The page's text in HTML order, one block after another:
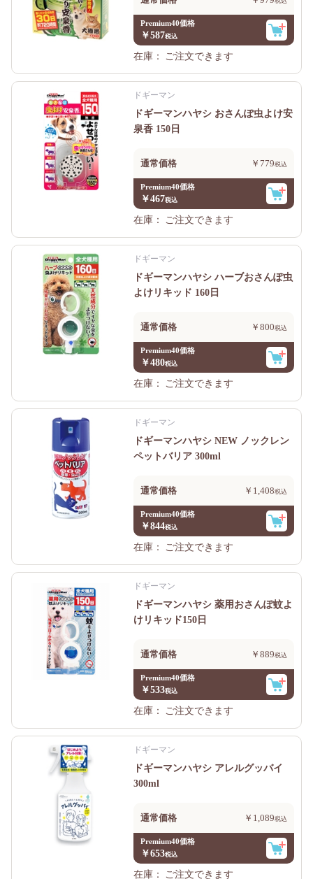
Premium40価格
￥587
在庫：
ご注文できます
ドギーマン
ドギーマンハヤシ おさんぽ虫よけ安
泉香 150日
通常価格 ￥779
Premium40価格
￥467
在庫：
ご注文できます
ドギーマン
ドギーマンハヤシ ハーブおさんぽ虫
よけリキッド 160日
通常価格 ￥800
Premium40価格
￥480
在庫：
ご注文できます
ドギーマン
ドギーマンハヤシ NEW ノックレン
ペットバリア 300ml
通常価格 ￥1,408
Premium40価格
￥844
在庫：
ご注文できます
ドギーマン
ドギーマンハヤシ 薬用おさんぽ蚊よ
けリキッド150日
通常価格 ￥889
Premium40価格
￥533
在庫：
ご注文できます
ドギーマン
ドギーマンハヤシ アレルグッバイ
300ml
通常価格 ￥1,089
Premium40価格
￥653
在庫：
ご注文できます